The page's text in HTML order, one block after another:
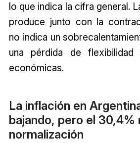
lo que indica la cifra general.
produce junto con la
no indica un
una pérdida de
económicas.
La inflación en
bajando, pero el 30,4%
normalización